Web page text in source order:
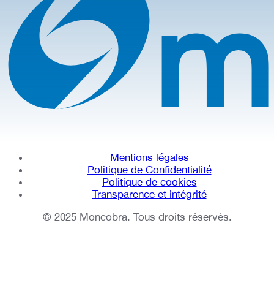
Mentions légales
Politique de Confidentialité
Politique de cookies
Transparence et intégrité
© 2025 Moncobra. Tous droits réservés.